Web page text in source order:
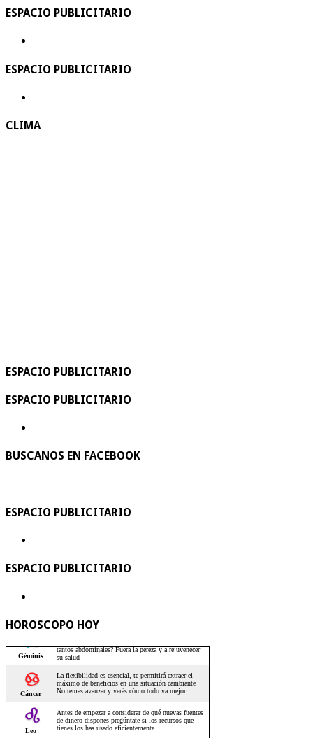
ESPACIO PUBLICITARIO
ESPACIO PUBLICITARIO
CLIMA
ESPACIO PUBLICITARIO
ESPACIO PUBLICITARIO
BUSCANOS EN FACEBOOK
ESPACIO PUBLICITARIO
ESPACIO PUBLICITARIO
HOROSCOPO HOY